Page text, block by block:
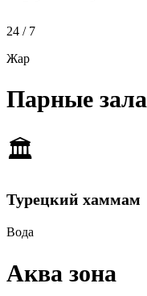
24 / 7
Жар
Парные зала
🏛
Турецкий хаммам
Вода
Аква зона